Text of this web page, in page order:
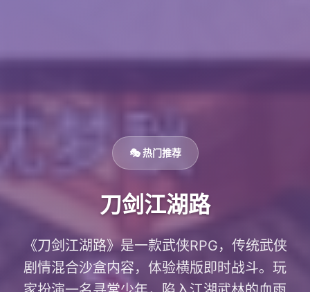
🎭 热门推荐
刀剑江湖路
《刀剑江湖路》是一款武侠RPG，传统武侠
剧情混合沙盒内容，体验横版即时战斗。玩